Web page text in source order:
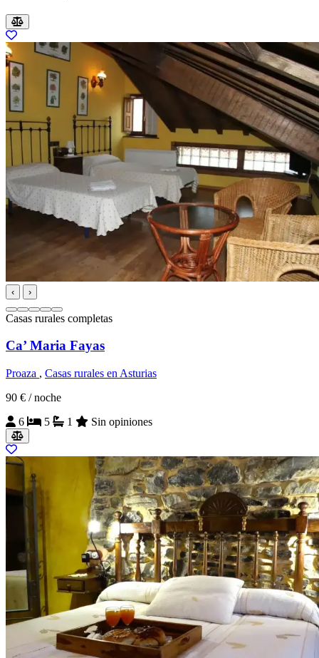
‹ ›
Casas rurales completas
Ca’ Maria Fayas
Proaza , Casas rurales en Asturias
90 € / noche
6
5 1 Sin opiniones